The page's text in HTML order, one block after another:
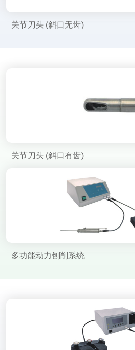
关节刀头 (斜口无齿)
关节刀头 (斜口有齿)
多功能动力刨削系统